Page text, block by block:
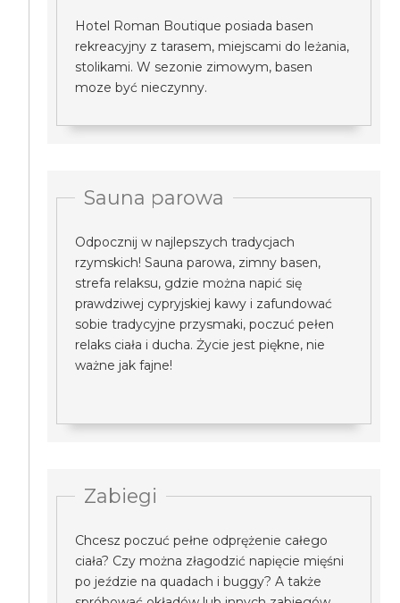
Hotel Roman Boutique posiada basen
rekreacyjny z tarasem, miejscami do leżania,
stolikami. W sezonie zimowym, basen
moze być nieczynny.
Sauna parowa
Odpocznij w najlepszych tradycjach
rzymskich! Sauna parowa, zimny basen,
strefa relaksu, gdzie można napić się
prawdziwej cypryjskiej kawy i zafundować
sobie tradycyjne przysmaki, poczuć pełen
relaks ciała i ducha. Życie jest piękne, nie
ważne jak fajne!
Zabiegi
Chcesz poczuć pełne odprężenie całego
ciała? Czy można złagodzić napięcie mięśni
po jeździe na quadach i buggy? A także